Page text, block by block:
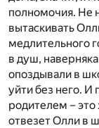
полномочия. Не
вытаскивать
медлительного
в душ,
опоздывали в
уйти без него. И
родителем – это
отвезет Олли в